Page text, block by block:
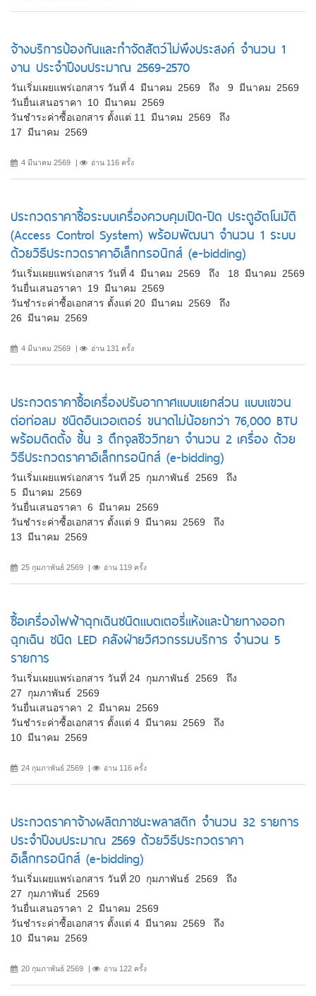
จ้างบริการป้องกันและกำจัดสัตว์ไม่พึงประสงค์ จำนวน 1
งาน ประจำปีงบประมาณ 2569-2570
วันเริ่มเผยแพร่เอกสาร วันที่ 4 มีนาคม 2569 ถึง 9 มีนาคม 2569
วันยื่นเสนอราคา 10 มีนาคม 2569
วันชำระค่าซื้อเอกสาร ตั้งแต่ 11 มีนาคม 2569 ถึง
17 มีนาคม 2569
4 มีนาคม 2569 อ่าน 116 ครั้ง
ประกวดราคาซื้อระบบเครื่องควบคุมเปิด-ปิด ประตูอัตโนมัติ
(Access Control System) พร้อมพัฒนา จำนวน 1 ระบบ
ด้วยวิธีประกวดราคาอิเล็กทรอนิกส์ (e-bidding)
วันเริ่มเผยแพร่เอกสาร วันที่ 4 มีนาคม 2569 ถึง 18 มีนาคม 2569
วันยื่นเสนอราคา 19 มีนาคม 2569
วันชำระค่าซื้อเอกสาร ตั้งแต่ 20 มีนาคม 2569 ถึง
26 มีนาคม 2569
4 มีนาคม 2569 อ่าน 131 ครั้ง
ประกวดราคาซื้อเครื่องปรับอากาศแบบแยกส่วน แบบแขวน
ต่อท่อลม ชนิดอินเวอเตอร์ ขนาดไม่น้อยกว่า 76,000 BTU
พร้อมติดตั้ง ชั้น 3 ตึกจุลชีววิทยา จำนวน 2 เครื่อง ด้วย
วิธีประกวดราคาอิเล็กทรอนิกส์ (e-bidding)
วันเริ่มเผยแพร่เอกสาร วันที่ 25 กุมภาพันธ์ 2569 ถึง
5 มีนาคม 2569
วันยื่นเสนอราคา 6 มีนาคม 2569
วันชำระค่าซื้อเอกสาร ตั้งแต่ 9 มีนาคม 2569 ถึง
13 มีนาคม 2569
25 กุมภาพันธ์ 2569 อ่าน 119 ครั้ง
ซื้อเครื่องไฟฟ้าฉุกเฉินชนิดแบตเตอรี่แห้งและป้ายทางออก
ฉุกเฉิน ชนิด LED คลังฝ่ายวิศวกรรมบริการ จำนวน 5
รายการ
วันเริ่มเผยแพร่เอกสาร วันที่ 24 กุมภาพันธ์ 2569 ถึง
27 กุมภาพันธ์ 2569
วันยื่นเสนอราคา 2 มีนาคม 2569
วันชำระค่าซื้อเอกสาร ตั้งแต่ 4 มีนาคม 2569 ถึง
10 มีนาคม 2569
24 กุมภาพันธ์ 2569 อ่าน 116 ครั้ง
ประกวดราคาจ้างผลิตภาชนะพลาสติก จำนวน 32 รายการ
ประจำปีงบประมาณ 2569 ด้วยวิธีประกวดราคา
อิเล็กทรอนิกส์ (e-bidding)
วันเริ่มเผยแพร่เอกสาร วันที่ 20 กุมภาพันธ์ 2569 ถึง
27 กุมภาพันธ์ 2569
วันยื่นเสนอราคา 2 มีนาคม 2569
วันชำระค่าซื้อเอกสาร ตั้งแต่ 4 มีนาคม 2569 ถึง
10 มีนาคม 2569
20 กุมภาพันธ์ 2569 อ่าน 122 ครั้ง